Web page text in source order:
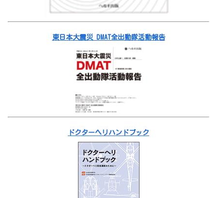
東日本大震災 DMAT全出動隊活動報告
ドクターヘリハンドブック